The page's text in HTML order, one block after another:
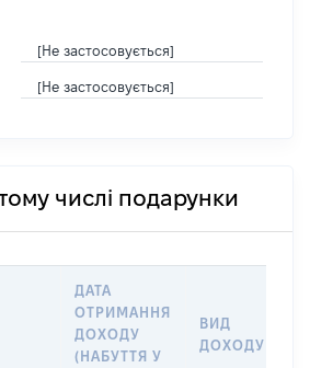
[Не застосовується]
[Не застосовується]
числі подарунки
ДАТА
ОТРИМАННЯ
ДОХОДУ
(НАБУТТЯ У
ВИД
ДОХОДУ